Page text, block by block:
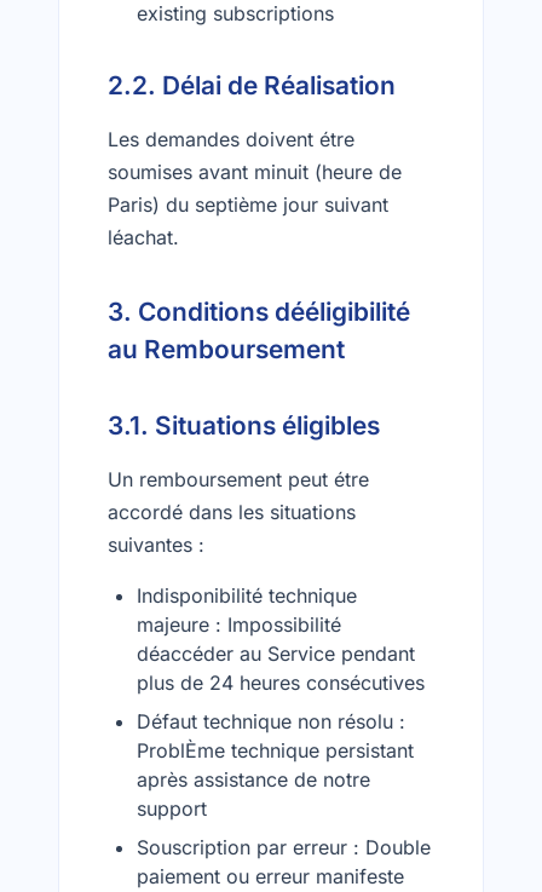
existing subscriptions
2. Completion time
Les demandes doivent étre
soumises avant minuit (heure de
Paris) du septième jour suivant
léachat.
3. Conditions dééligibilité
au Remboursement
3.1. Situations éligibles
Un remboursement peut étre
accordé dans les situations
suivantes :
Indisponibilité technique
majeure : Impossibilité
déaccéder au Service pendant
plus de 24 heures consécutives
Défaut technique non résolu :
ProblÈme technique persistant
après assistance de notre
support
Souscription par erreur : Double
paiement ou erreur manifeste